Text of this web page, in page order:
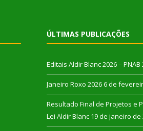
ÚLTIMAS PUBLICAÇÕES
Editais Aldir Blanc 2026 – PNAB
Janeiro Roxo 2026 6 de
Resultado Final de Projetos e
Lei Aldir Blanc 19 de janeiro de